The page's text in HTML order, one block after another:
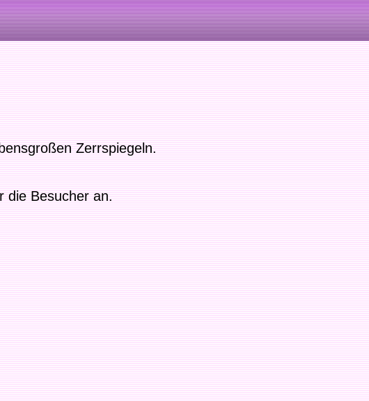
Zerrspiegeln.
die Besucher an.